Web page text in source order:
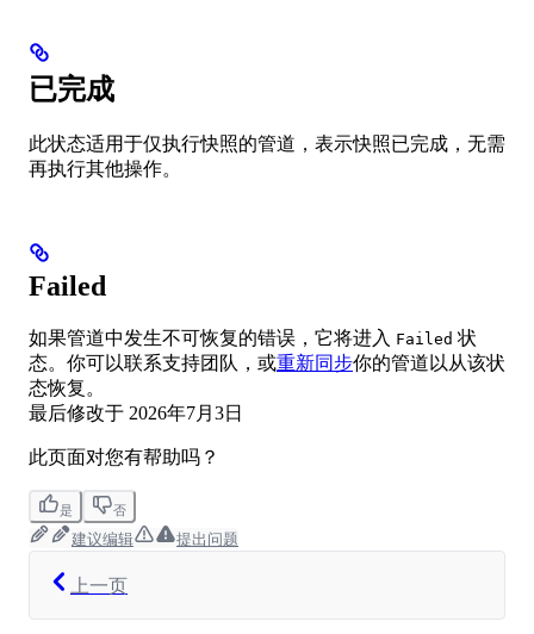
已完成
此状态适用于仅执行快照的管道，表示快照已完成，无需
再执行其他操作。
Failed
如果管道中发生不可恢复的错误，它将进入 Failed 状
态。你可以联系支持团队，或重新同步你的管道以从该状
态恢复。
最后修改于 2026年7月3日
此页面对您有帮助吗？
是 否
建议编辑 提出问题
上一页